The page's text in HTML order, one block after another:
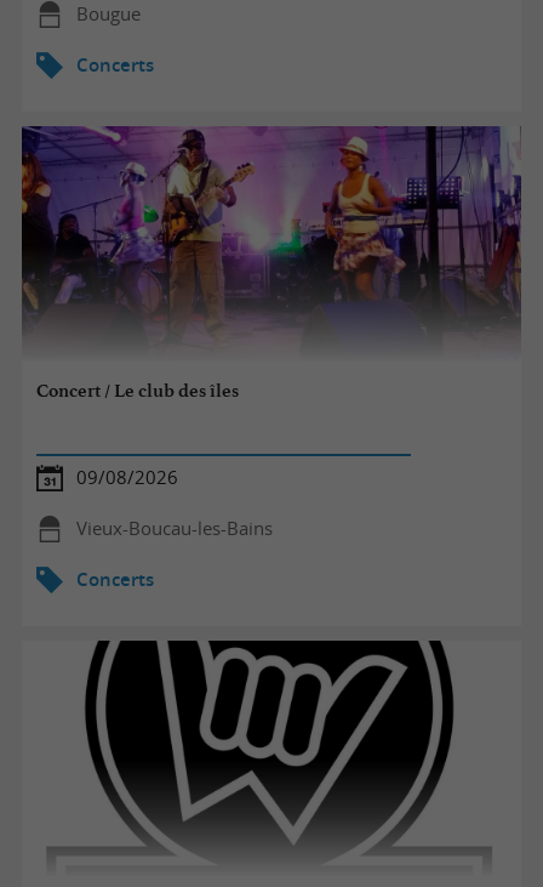
Bougue
Concerts
Concert / Le club des îles
09/08/2026
Vieux-Boucau-les-Bains
Concerts